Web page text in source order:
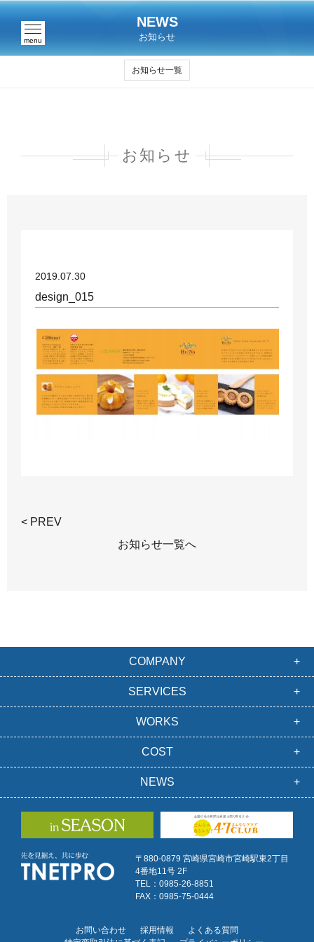
menu
NEWS
お知らせ
お知らせ一覧
お知らせ
2019.07.30
design_015
< PREV
お知らせ一覧へ
COMPANY
SERVICES
WORKS
COST
NEWS
〒880-0879 宮崎県宮崎市宮崎駅東2丁目
4番地11号 2F
TEL：0985-26-8851
FAX：0985-75-0444
お問い合わせ 採用情報
よくある質問